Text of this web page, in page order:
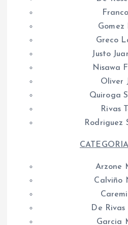
Gomez
Greco
Justo
Nisawa
Oliver
Quiroga
Rivas
Rodriguez
Arzone
Calviño
De Rivas
Garcia